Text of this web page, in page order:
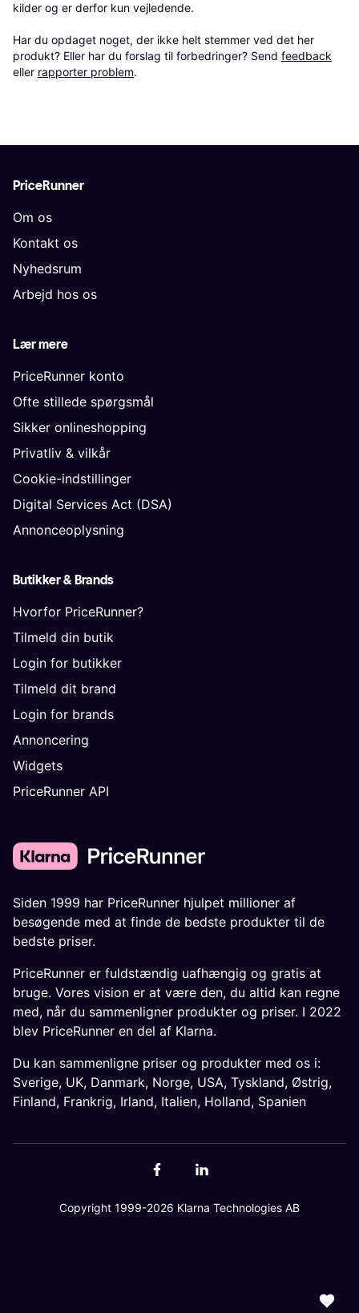
kilder og er derfor kun vejledende.
Har du opdaget noget, der ikke helt stemmer ved det her
produkt? Eller har du forslag til forbedringer? Send feedback
eller rapporter problem.
PriceRunner
Om os
Kontakt os
Nyhedsrum
Arbejd hos os
Lær mere
PriceRunner konto
Ofte stillede spørgsmål
Sikker onlineshopping
Privatliv & vilkår
Cookie-indstillinger
Digital Services Act (DSA)
Annonceoplysning
Butikker & Brands
Hvorfor PriceRunner?
Tilmeld din butik
Login for butikker
Tilmeld dit brand
Login for brands
Annoncering
Widgets
PriceRunner API
Siden 1999 har PriceRunner hjulpet millioner af
besøgende med at finde de bedste produkter til de
bedste priser.
PriceRunner er fuldstændig uafhængig og gratis at
bruge. Vores vision er at være den, du altid kan regne
med, når du sammenligner produkter og priser. I 2022
blev PriceRunner en del af Klarna.
Du kan sammenligne priser og produkter med os i:
Sverige, UK, Danmark, Norge, USA, Tyskland, Østrig,
Finland, Frankrig, Irland, Italien, Holland, Spanien
Copyright 1999-2026 Klarna Technologies AB